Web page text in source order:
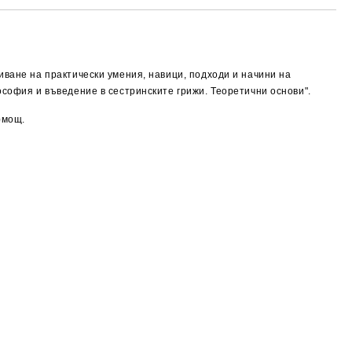
на практически умения, навици, подходи и начини на
и въведение в сестринските грижи. Теоретични основи".